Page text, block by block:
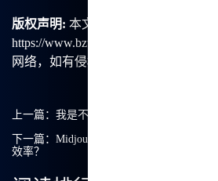
版权声明: 本文由【B族智能】原创
https://www.bzu.cn/news/show/
网络，如有侵权请联系我们删除处理
上一篇： 我是不是可以在国内使用
下一篇： Midjourney可以反推提示词：如
效率？